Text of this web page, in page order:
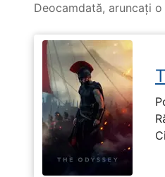
Deocamdată, aruncați